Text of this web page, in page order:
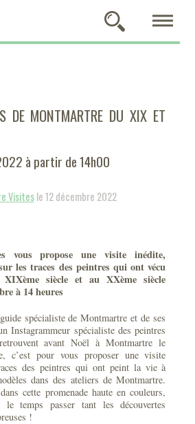
DE MONTMARTRE DU XIX ET
à partir de 14h00
Visitesle 12 décembre 2022
vous propose une visite inédite,
les traces des peintres qui ont vécu
siècle et au XXème siècle
à 14 heures
spécialiste de Montmartre et de ses
Instagrammeur spécialiste des peintres
avant Noël à Montmartre le
c’est pour vous proposer une visite
des peintres qui ont peint la vie à
dans des ateliers de Montmartre.
cette promenade haute en couleurs,
temps passer tant les découvertes
!